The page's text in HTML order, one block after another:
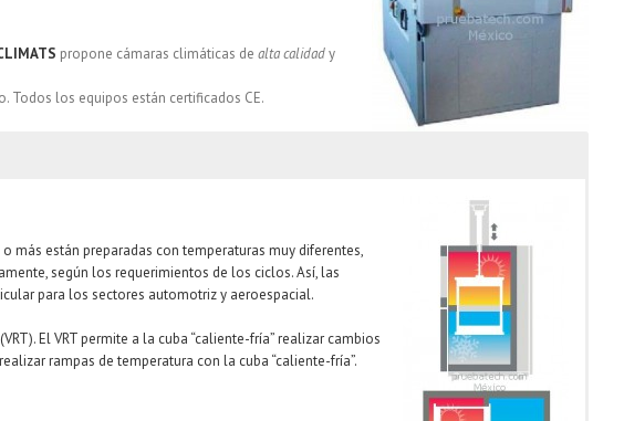
propone cámaras climáticas de alta calidady
Todos los equipos están certificados CE.
más están preparadas con temperaturas muy diferentes,
según los requerimientos de los ciclos. Así, las
para los sectores automotriz y aeroespacial.
El VRT permite a la cuba “caliente-fría” realizar cambios
rampas de temperatura con la cuba “caliente-fría”.